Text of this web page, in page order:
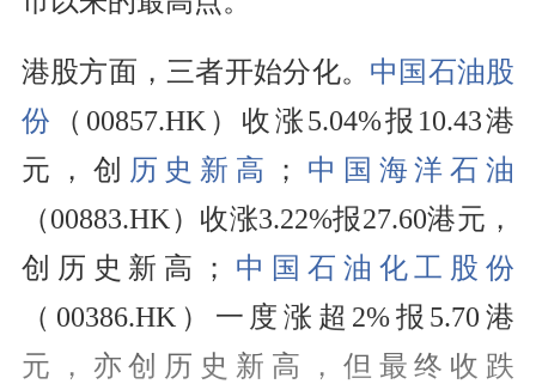
港股方面，三者开始分化。 中国石油股
份
（00857.HK）收涨5.04%报10.43港
元，创 历史新高 ；
中国海洋石油
（00883.HK）收涨3.22%报27.60港元，
创历史新高；
中国石油化工股份
（00386.HK）一度涨超2%报5.70港
元，亦创历史新高，但最终收跌